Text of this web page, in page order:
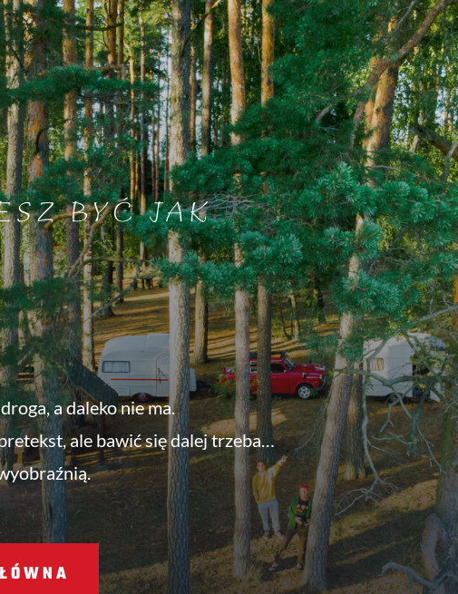
BYĆ JAK
a daleko nie ma.
ale bawić się dalej trzeba…